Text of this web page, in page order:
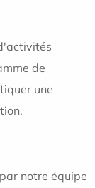
de
une
notre équipe